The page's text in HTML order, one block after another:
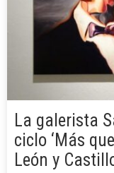
La galerista
ciclo ‘Más
León y